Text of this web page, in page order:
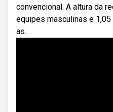
convencional. A altura da
equipes masculinas e
as.